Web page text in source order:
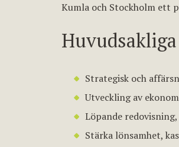
Kumla och Stockholm ett
Strategisk och
Utveckling av
Löpande
Stärka lönsamhet,